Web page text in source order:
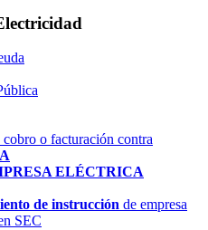
o facturación contra
ELÉCTRICA
de instrucción de empresa
SEC